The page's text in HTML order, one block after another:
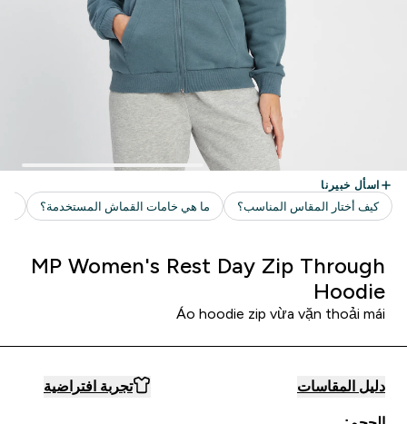
MP Women's Rest Day Zip Through
Hoodie
Áo hoodie zip vừa vặn thoải mái
دليل المقاسات تجربة افتراضية